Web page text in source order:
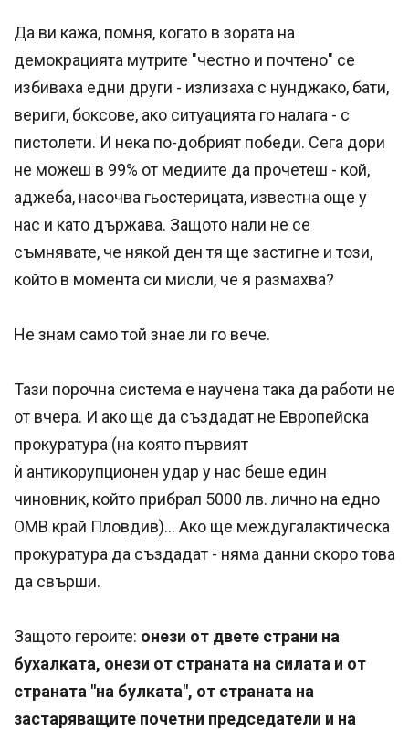
Да ви кажа, помня, когато в зората на
демокрацията мутрите "честно и почтено" се
избиваха едни други - излизаха с нунджако, бати,
вериги, боксове, ако ситуацията го налага - с
пистолети. И нека по-добрият победи. Сега дори
не можеш в 99% от медиите да прочетеш - кой,
аджеба, насочва гьостерицата, известна още у
нас и като държава. Защото нали не се
съмнявате, че някой ден тя ще застигне и този,
който в момента си мисли, че я размахва?
Не знам само той знае ли го вече.
Тази порочна система е научена така да работи не
от вчера. И ако ще да създадат не Европейска
прокуратура (на която първият
ѝ антикорупционен удар у нас беше един
чиновник, който прибрал 5000 лв. лично на едно
ОМВ край Пловдив)... Ако ще междугалактическа
прокуратура да създадат - няма данни скоро това
да свърши.
Защото героите: онези от двете страни на
бухалката, онези от страната на силата и от
страната "на булката", от страната на
застаряващите почетни председатели и на